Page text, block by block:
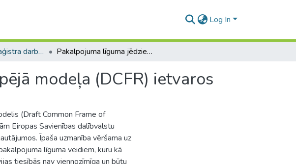
Log In
Bakalaura un maģistra darbi (JF) / Bachelor's and Master's theses Pakalpojuma līguma jēdziens un veidi Kopējā modeļa (DCFR) ietvaros
modeļa (DCFR) ietvaros
(Draft Common Frame of
Eiropas Savienības dalībvalstu
Īpaša uzmanība vēršama uz
līguma veidiem, kuru kā
tiesībās nav viennozīmīga un būtu